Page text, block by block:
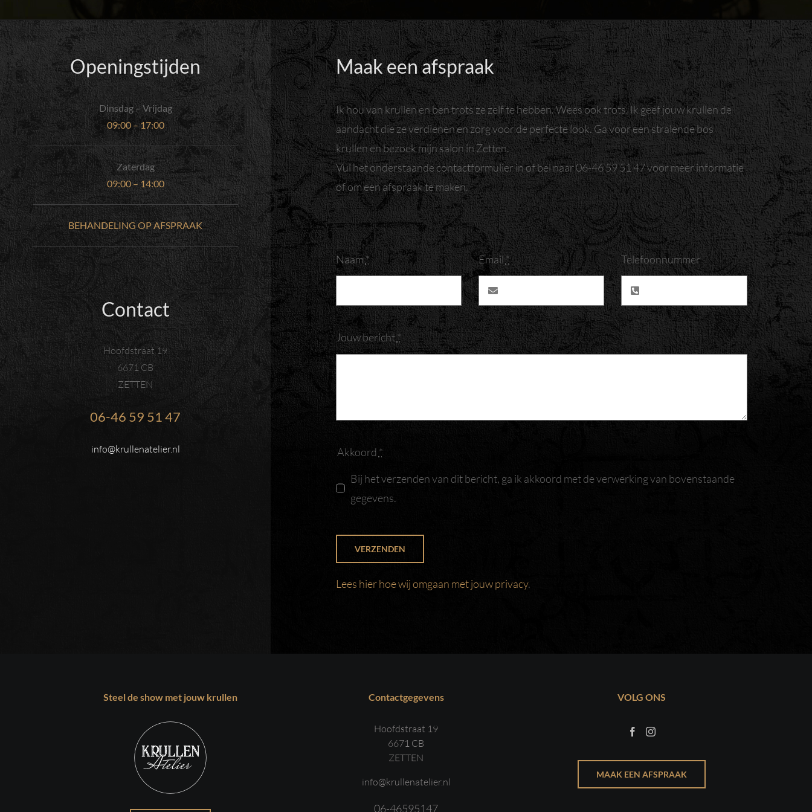
Openingstijden
Dinsdag – Vrijdag
09:00 – 17:00
Zaterdag
09:00 – 14:00
BEHANDELING OP AFSPRAAK
Contact
Hoofdstraat 19
6671 CB
ZETTEN
06-46 59 51 47
info@krullenatelier.nl
Maak een afspraak
Ik hou van krullen en ben trots ze zelf te hebben. Wees ook trots. Ik geef jouw krullen de
aandacht die ze verdienen en zorg voor de perfecte look. Ga voor een stralende bos
krullen en bezoek mijn salon in Zetten.
Vul het onderstaande contactformulier in of bel naar 06-46 59 51 47 voor meer informatie
of om een afspraak te maken.
Naam* Email* Telefoonnummer
Jouw bericht*
Akkoord *
Bij het verzenden van dit bericht, ga ik akkoord met de verwerking van bovenstaande
gegevens.
VERZENDEN
Lees hier hoe wij omgaan met jouw privacy.
Steel de show met jouw krullen Contactgegevens
Hoofdstraat 19
6671 CB
ZETTEN
info@krullenatelier.nl
06-46595147
VOLG ONS
MAAK EEN AFSPRAAK